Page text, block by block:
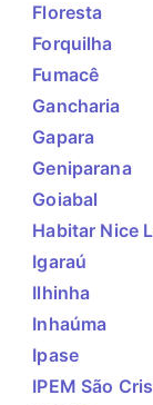
Floresta
Forquilha
Fumacê
Gancharia
Gapara
Geniparana
Goiabal
Habitar Nice
Igaraú
Ilhinha
Inhaúma
Ipase
IPEM São